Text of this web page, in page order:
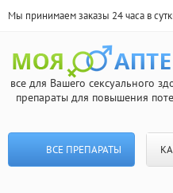
Мы принимаем заказы 24 часа в
все для Вашего сексуального
препараты для повышения
ВСЕ ПРЕПАРАТЫ